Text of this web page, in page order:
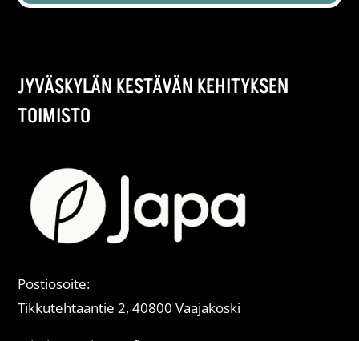
JYVÄSKYLÄN KESTÄVÄN KEHITYKSEN
TOIMISTO
Postiosoite:
Tikkutehtaantie 2, 40800 Vaajakoski